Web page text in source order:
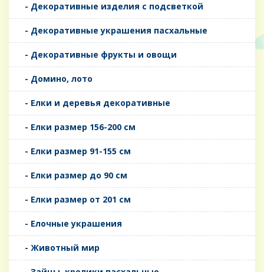
- Декоративные изделия с подсветкой
- Декоративные украшения пасхальные
- Декоративные фрукты и овощи
- Домино, лото
- Елки и деревья декоративные
- Елки размер 156-200 см
- Елки размер 91-155 см
- Елки размер до 90 см
- Елки размер от 201 см
- Елочные украшения
- Животный мир